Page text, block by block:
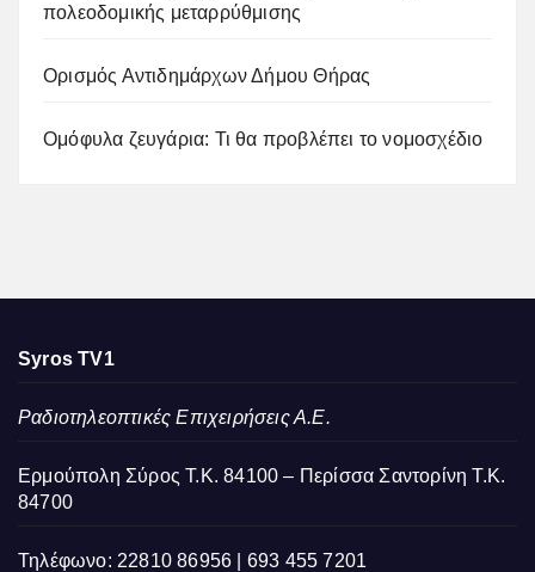
πολεοδομικής μεταρρύθμισης
Ορισμός Αντιδημάρχων Δήμου Θήρας
Ομόφυλα ζευγάρια: Τι θα προβλέπει το νομοσχέδιο
Syros TV1
Ραδιοτηλεοπτικές Επιχειρήσεις Α.Ε.
Ερμούπολη Σύρος Τ.Κ. 84100 – Περίσσα Σαντορίνη Τ.Κ.
84700
Τηλέφωνο: 22810 86956 | 693 455 7201